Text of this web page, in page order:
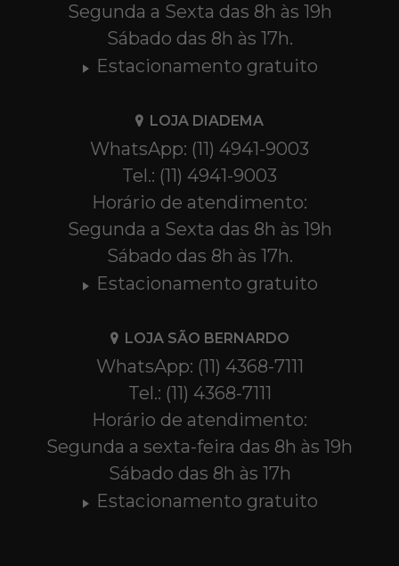
Segunda a Sexta das 8h às 19h
Sábado das 8h às 17h.
Estacionamento gratuito
LOJA DIADEMA
WhatsApp: (11) 4941-9003
Tel.: (11) 4941-9003
Horário de atendimento:
Segunda a Sexta das 8h às 19h
Sábado das 8h às 17h.
Estacionamento gratuito
LOJA SÃO BERNARDO
WhatsApp: (11) 4368-7111
Tel.: (11) 4368-7111
Horário de atendimento:
Segunda a sexta-feira das 8h às 19h
Sábado das 8h às 17h
Estacionamento gratuito